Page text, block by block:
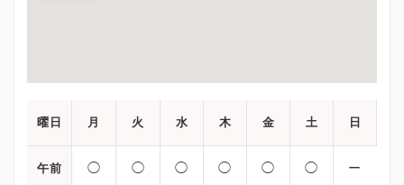
曜日 月 火 水 木 金 土 日
午前 ◯ ◯ ◯ ◯ ◯ ◯ ー